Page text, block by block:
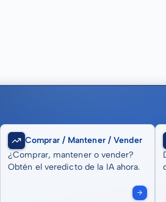
Comprar / Mantener / Vender
¿Comprar, mantener o vender?
Obtén el veredicto de la IA ahora.